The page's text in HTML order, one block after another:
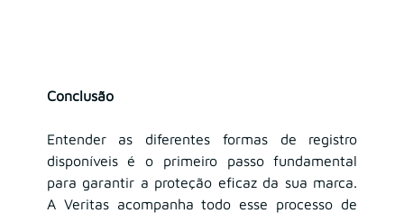
Conclusão
Entender as diferentes formas de registro
disponíveis é o primeiro passo fundamental
para garantir a proteção eficaz da sua marca.
A Veritas acompanha todo esse processo de